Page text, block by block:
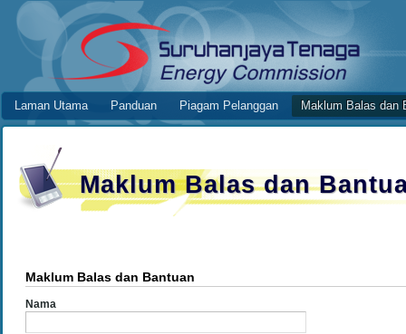
Skip to Content
Online Application System
Maklum Balas dan Bantuan
Navigation
Laman Utama Panduan Piagam Pelanggan Maklum Balas dan
Maklum Balas dan
Maklum Balas dan Bantuan
Nama